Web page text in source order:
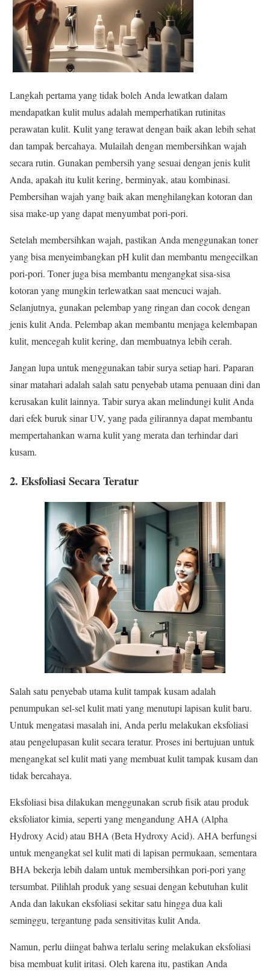
Langkah pertama yang tidak boleh Anda lewatkan dalam
mendapatkan kulit mulus adalah memperhatikan rutinitas
perawatan kulit. Kulit yang terawat dengan baik akan lebih sehat
dan tampak bercahaya. Mulailah dengan membersihkan wajah
secara rutin. Gunakan pembersih yang sesuai dengan jenis kulit
Anda, apakah itu kulit kering, berminyak, atau kombinasi.
Pembersihan wajah yang baik akan menghilangkan kotoran dan
sisa make-up yang dapat menyumbat pori-pori.
Setelah membersihkan wajah, pastikan Anda menggunakan toner
yang bisa menyeimbangkan pH kulit dan membantu mengecilkan
pori-pori. Toner juga bisa membantu mengangkat sisa-sisa
kotoran yang mungkin terlewatkan saat mencuci wajah.
Selanjutnya, gunakan pelembap yang ringan dan cocok dengan
jenis kulit Anda. Pelembap akan membantu menjaga kelembapan
kulit, mencegah kulit kering, dan membuatnya lebih cerah.
Jangan lupa untuk menggunakan tabir surya setiap hari. Paparan
sinar matahari adalah salah satu penyebab utama penuaan dini dan
kerusakan kulit lainnya. Tabir surya akan melindungi kulit Anda
dari efek buruk sinar UV, yang pada gilirannya dapat membantu
mempertahankan warna kulit yang merata dan terhindar dari
kusam.
2. Eksfoliasi Secara Teratur
Salah satu penyebab utama kulit tampak kusam adalah
penumpukan sel-sel kulit mati yang menutupi lapisan kulit baru.
Untuk mengatasi masalah ini, Anda perlu melakukan eksfoliasi
atau pengelupasan kulit secara teratur. Proses ini bertujuan untuk
mengangkat sel kulit mati yang membuat kulit tampak kusam dan
tidak bercahaya.
Eksfoliasi bisa dilakukan menggunakan scrub fisik atau produk
eksfoliator kimia, seperti yang mengandung AHA (Alpha
Hydroxy Acid) atau BHA (Beta Hydroxy Acid). AHA berfungsi
untuk mengangkat sel kulit mati di lapisan permukaan, sementara
BHA bekerja lebih dalam untuk membersihkan pori-pori yang
tersumbat. Pilihlah produk yang sesuai dengan kebutuhan kulit
Anda dan lakukan eksfoliasi sekitar satu hingga dua kali
seminggu, tergantung pada sensitivitas kulit Anda.
Namun, perlu diingat bahwa terlalu sering melakukan eksfoliasi
bisa membuat kulit iritasi. Oleh karena itu, pastikan Anda